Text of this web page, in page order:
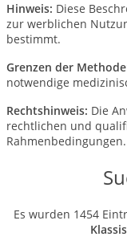
Hinweis: Diese
zur werblichen
bestimmt.
Grenzen der
notwendige
Rechtshinweis: Die
rechtlichen und
Rahmenbedingungen.
Es wurden 1454